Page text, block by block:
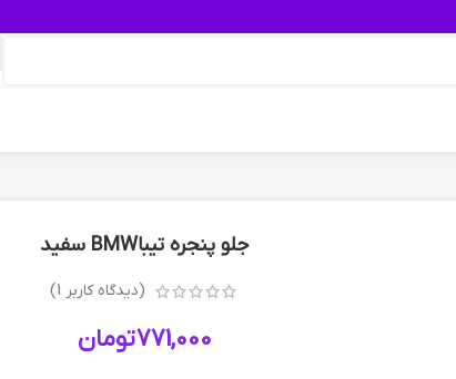
جلو پنجره تیباBMW سفید
(دیدگاه کاربر 1
)
771,000تومان